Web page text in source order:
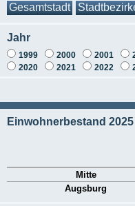
Gesamtstadt
Jahr
1999 2000 2001
2020
2021 2022
Einwohnerbestand 2025
Mitte
Augsburg